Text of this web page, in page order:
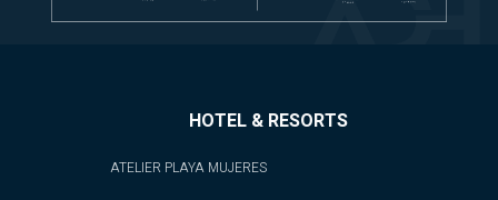
HOTEL & RESORTS
ATELIER PLAYA MUJERES